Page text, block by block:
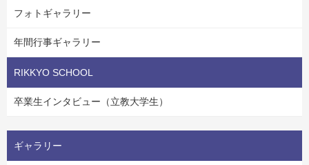
フォトギャラリー
年間行事ギャラリー
RIKKYO SCHOOL
卒業生インタビュー（立教大学生）
ギャラリー